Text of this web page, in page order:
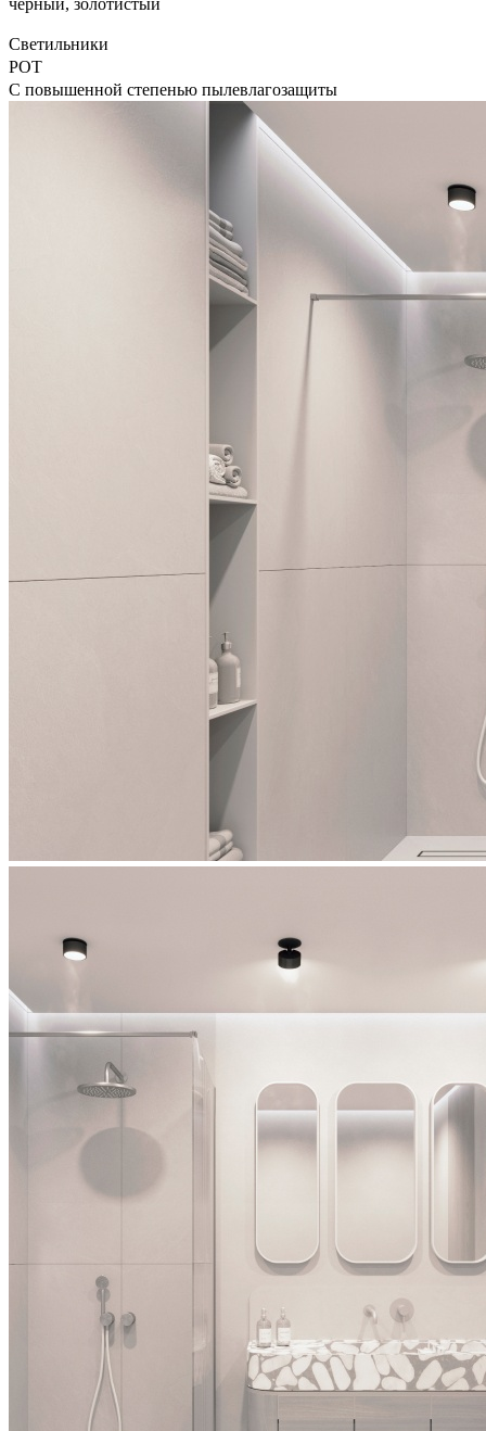
черный, золотистый
Светильники
POT
С повышенной степенью пылевлагозащиты